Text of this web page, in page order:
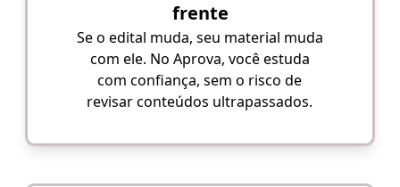
frente
Se o edital muda, seu material muda
com ele. No Aprova, você estuda
com confiança, sem o risco de
revisar conteúdos ultrapassados.